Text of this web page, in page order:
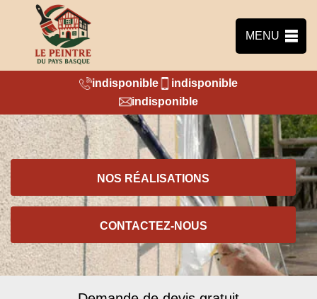
MENU
indisponible
indisponible
indisponible
NOS RÉALISATIONS
CONTACTEZ-NOUS